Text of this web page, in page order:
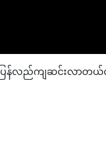
ည်ကျဆင်းလာတယ်လို့